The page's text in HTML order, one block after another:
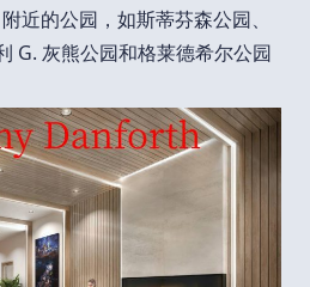
近的公园，如斯蒂芬森公园、
G. 灰熊公园和格莱德希尔公园